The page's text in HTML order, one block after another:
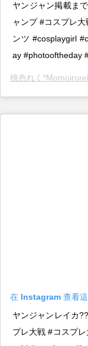
ヤンジャン掲載ま
ャンプ #コスプレ
ンツ #cosplaygirl
ay #photooftheday
桃色れく
在 Instagram 查看
ヤンジャンレイカ
プレ大戦 #コスプ